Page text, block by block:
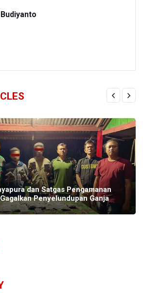
Budiyanto
dan Satgas Pengamanan
Penyelundupan Ganja